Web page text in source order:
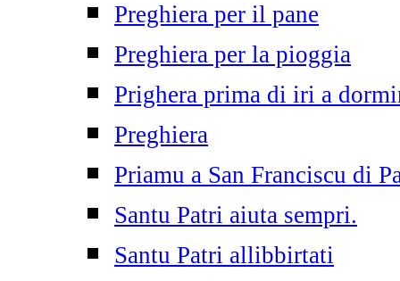
Preghiera per il pane
Preghiera per la pioggia
Prighera prima di iri a
Preghiera
Priamu a San Franciscu di
Santu Patri aiuta sempri.
Santu Patri allibbirtati